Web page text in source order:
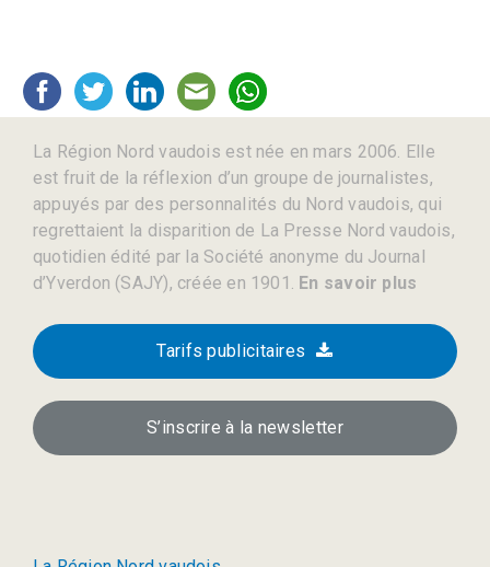
La Région Nord vaudois est née en mars 2006. Elle
est fruit de la réflexion d’un groupe de journalistes,
appuyés par des personnalités du Nord vaudois, qui
regrettaient la disparition de La Presse Nord vaudois,
quotidien édité par la Société anonyme du Journal
d’Yverdon (SAJY), créée en 1901. En savoir plus
Tarifs publicitaires
S’inscrire à la newsletter